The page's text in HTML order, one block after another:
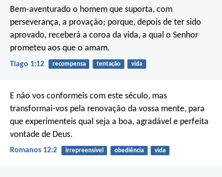
Bem-aventurado o homem que suporta, com
perseverança, a provação; porque, depois de ter sido
aprovado, receberá a coroa da vida, a qual o Senhor
prometeu aos que o amam.
Tiago 1:12 recompensa tentação vida
E não vos conformeis com este século, mas
transformai-vos pela renovação da vossa mente, para
que experimenteis qual seja a boa, agradável e perfeita
vontade de Deus.
Romanos 12:2 irrepreensível obediência vida